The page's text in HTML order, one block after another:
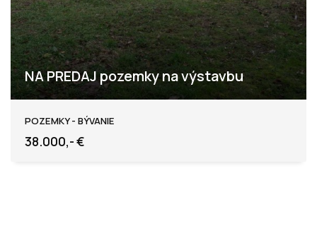
NA PREDAJ pozemky na výstavbu
Športová ul., Kozárovce
POZEMKY - BÝVANIE
38.000,- €